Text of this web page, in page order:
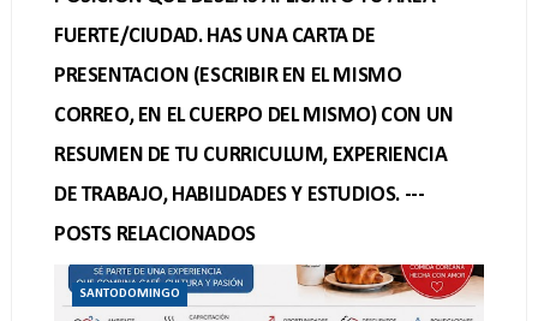
FUERTE/CIUDAD. HAS UNA CARTA DE
PRESENTACION (ESCRIBIR EN EL MISMO
CORREO, EN EL CUERPO DEL MISMO) CON UN
RESUMEN DE TU CURRICULUM, EXPERIENCIA
DE TRABAJO, HABILIDADES Y ESTUDIOS. ---
POSTS RELACIONADOS
SANTODOMINGO